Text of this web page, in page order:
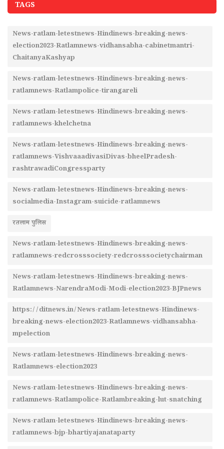
TAGS
News-ratlam-letestnews-Hindinews-breaking-news-
election2023-Ratlamnews-vidhansabha-cabinetmantri-
ChaitanyaKashyap
News-ratlam-letestnews-Hindinews-breaking-news-
ratlamnews-Ratlampolice-tirangareli
News-ratlam-letestnews-Hindinews-breaking-news-
ratlamnews-khelchetna
News-ratlam-letestnews-Hindinews-breaking-news-
ratlamnews-VishvaaadivasiDivas-bheelPradesh-
rashtrawadiCongressparty
News-ratlam-letestnews-Hindinews-breaking-news-
socialmedia-Instagram-suicide-ratlamnews
रतलाम पुलिस
News-ratlam-letestnews-Hindinews-breaking-news-
ratlamnews-redcrosssociety-redcrosssocietychairman
News-ratlam-letestnews-Hindinews-breaking-news-
Ratlamnews-NarendraModi-Modi-election2023-BJPnews
https://ditnews.in/News-ratlam-letestnews-Hindinews-
breaking-news-election2023-Ratlamnews-vidhansabha-
mpelection
News-ratlam-letestnews-Hindinews-breaking-news-
Ratlamnews-election2023
News-ratlam-letestnews-Hindinews-breaking-news-
ratlamnews-Ratlampolice-Ratlambreaking-lut-snatching
News-ratlam-letestnews-Hindinews-breaking-news-
ratlamnews-bjp-bhartiyajanataparty